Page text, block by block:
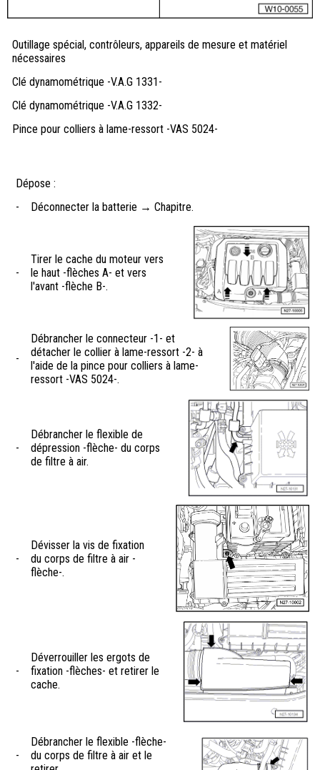
Outillage spécial, contrôleurs, appareils de mesure et matériel
nécessaires
Clé dynamométrique -V.A.G 1331-
Clé dynamométrique -V.A.G 1332-
Pince pour colliers à lame-ressort -VAS 5024-
Dépose :
-
Déconnecter la batterie → Chapitre.
-
Tirer le cache du moteur vers
le haut -flèches A- et vers
l'avant -flèche B-.
-
Débrancher le connecteur -1- et
détacher le collier à lame-ressort -2- à
l'aide de la pince pour colliers à lame-
ressort -VAS 5024-.
-
Débrancher le flexible de
dépression -flèche- du corps
de filtre à air.
-
Dévisser la vis de fixation
du corps de filtre à air -
flèche-.
-
Déverrouiller les ergots de
fixation -flèches- et retirer le
cache.
-
Débrancher le flexible -flèche-
du corps de filtre à air et le